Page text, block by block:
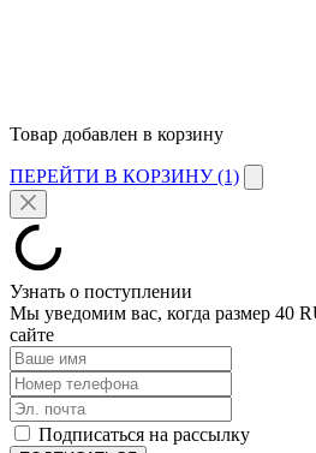
Товар добавлен в корзину
ПЕРЕЙТИ В КОРЗИНУ (1)
Узнать о поступлении
Мы уведомим вас, когда размер 40
сайте
Подписаться на рассылку